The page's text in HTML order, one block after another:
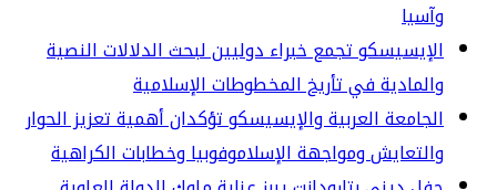
تجمع خبراء دوليين لبحث الدلالات النصية
في تأريخ المخطوطات الإسلامية
العربية والإيسيسكو تؤكدان أهمية تعزيز الحوار
ومواجهة الإسلاموفوبيا وخطابات الكراهية